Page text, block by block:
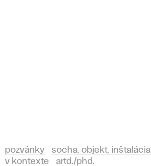
pozvánky socha, objekt, inštalácia
v kontexte
artd./phd.